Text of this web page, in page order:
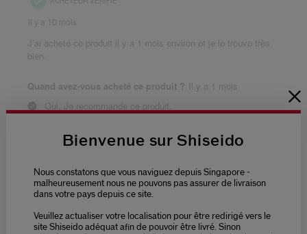
Bienvenue sur Shiseido
Nous constatons que vous naviguez depuis Singapore -
malheureusement nous ne pouvons pas assurer de livraison
dans votre pays depuis ce site.
Veuillez actualiser votre localisation pour être redirigé vers le
site Shiseido adéquat afin de pouvoir être livré. Sinon